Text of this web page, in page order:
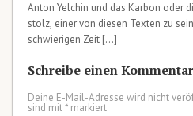
Anton Yelchin und das Karbon oder
stolz, einer von diesen Texten zu
schwierigen Zeit […]
Schreibe einen Kommentar
Deine E-Mail-Adresse wird nicht
sind mit*markiert